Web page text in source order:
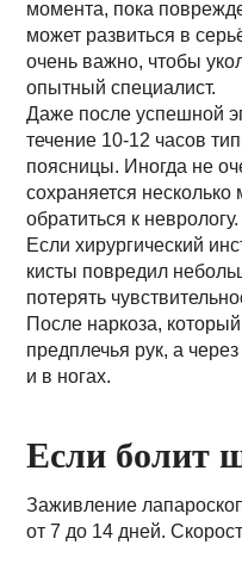
момента, пока
может развиться в
очень важно, чтобы
опытный специалист.
Даже после успешной
течение 10-12 часов
поясницы. Иногда не
сохраняется
обратиться к неврологу.
Если хирургический
кисты повредил
потерять
После наркоза,
предплечья рук, а
и в ногах.
Если болит
Заживление
от 7 до 14 дней.